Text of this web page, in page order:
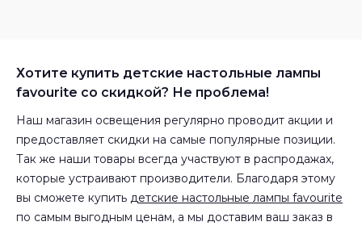
Хотите купить детские настольные лампы
favourite со скидкой? Не проблема!
Наш магазин освещения регулярно проводит акции и
предоставляет скидки на самые популярные позиции.
Так же наши товары всегда участвуют в распродажах,
которые устраивают производители. Благодаря этому
вы сможете купить детские настольные лампы favourite
по самым выгодным ценам, а мы доставим ваш заказ в